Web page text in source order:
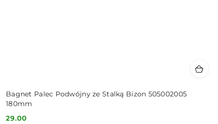
Bagnet Palec Podwójny ze Stalką Bizon 505002005
180mm
29.00